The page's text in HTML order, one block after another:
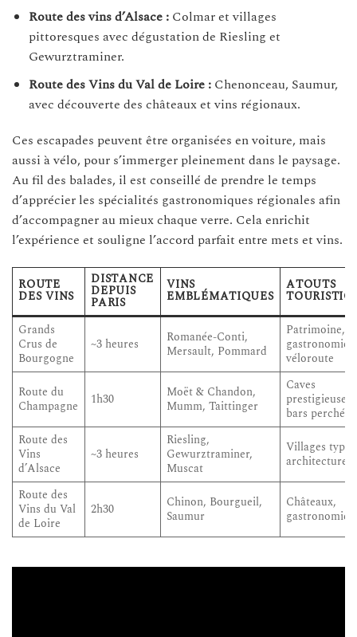
Route des vins d’Alsace :Colmar et villages
pittoresques avec dégustation de Riesling et
Gewurztraminer.
Route des Vins du Val de Loire :Chenonceau, Saumur,
avec découverte des châteaux et vins régionaux.
Ces escapades peuvent être organisées en voiture, mais
aussi à vélo, pour s’immerger pleinement dans le paysage.
Au fil des balades, il est conseillé de prendre le temps
d’apprécier les spécialités gastronomiques régionales afin
d’accompagner au mieux chaque verre. Cela enrichit
l’expérience et souligne l’accord parfait entre mets et vins.
ROUTE
DES VINS
DISTANCE
DEPUIS
PARIS
VINS
EMBLÉMATIQUES
ATOUTS
Grands
Crus de
Bourgogne
~3 heures
Romanée-Conti,
Mersault, Pommard
Patrimoine,
gastronomie,
véloroute
Route du
Champagne
1h30
Moët & Chandon,
Mumm, Taittinger
Caves
prestigieuses,
bars perchés
Route des
Vins
d’Alsace
~3 heures
Riesling,
Gewurztraminer,
Muscat
Villages
architecture
Route des
Vins du Val
de Loire
2h30
Chinon, Bourgueil,
Saumur
Châteaux,
gastronomie